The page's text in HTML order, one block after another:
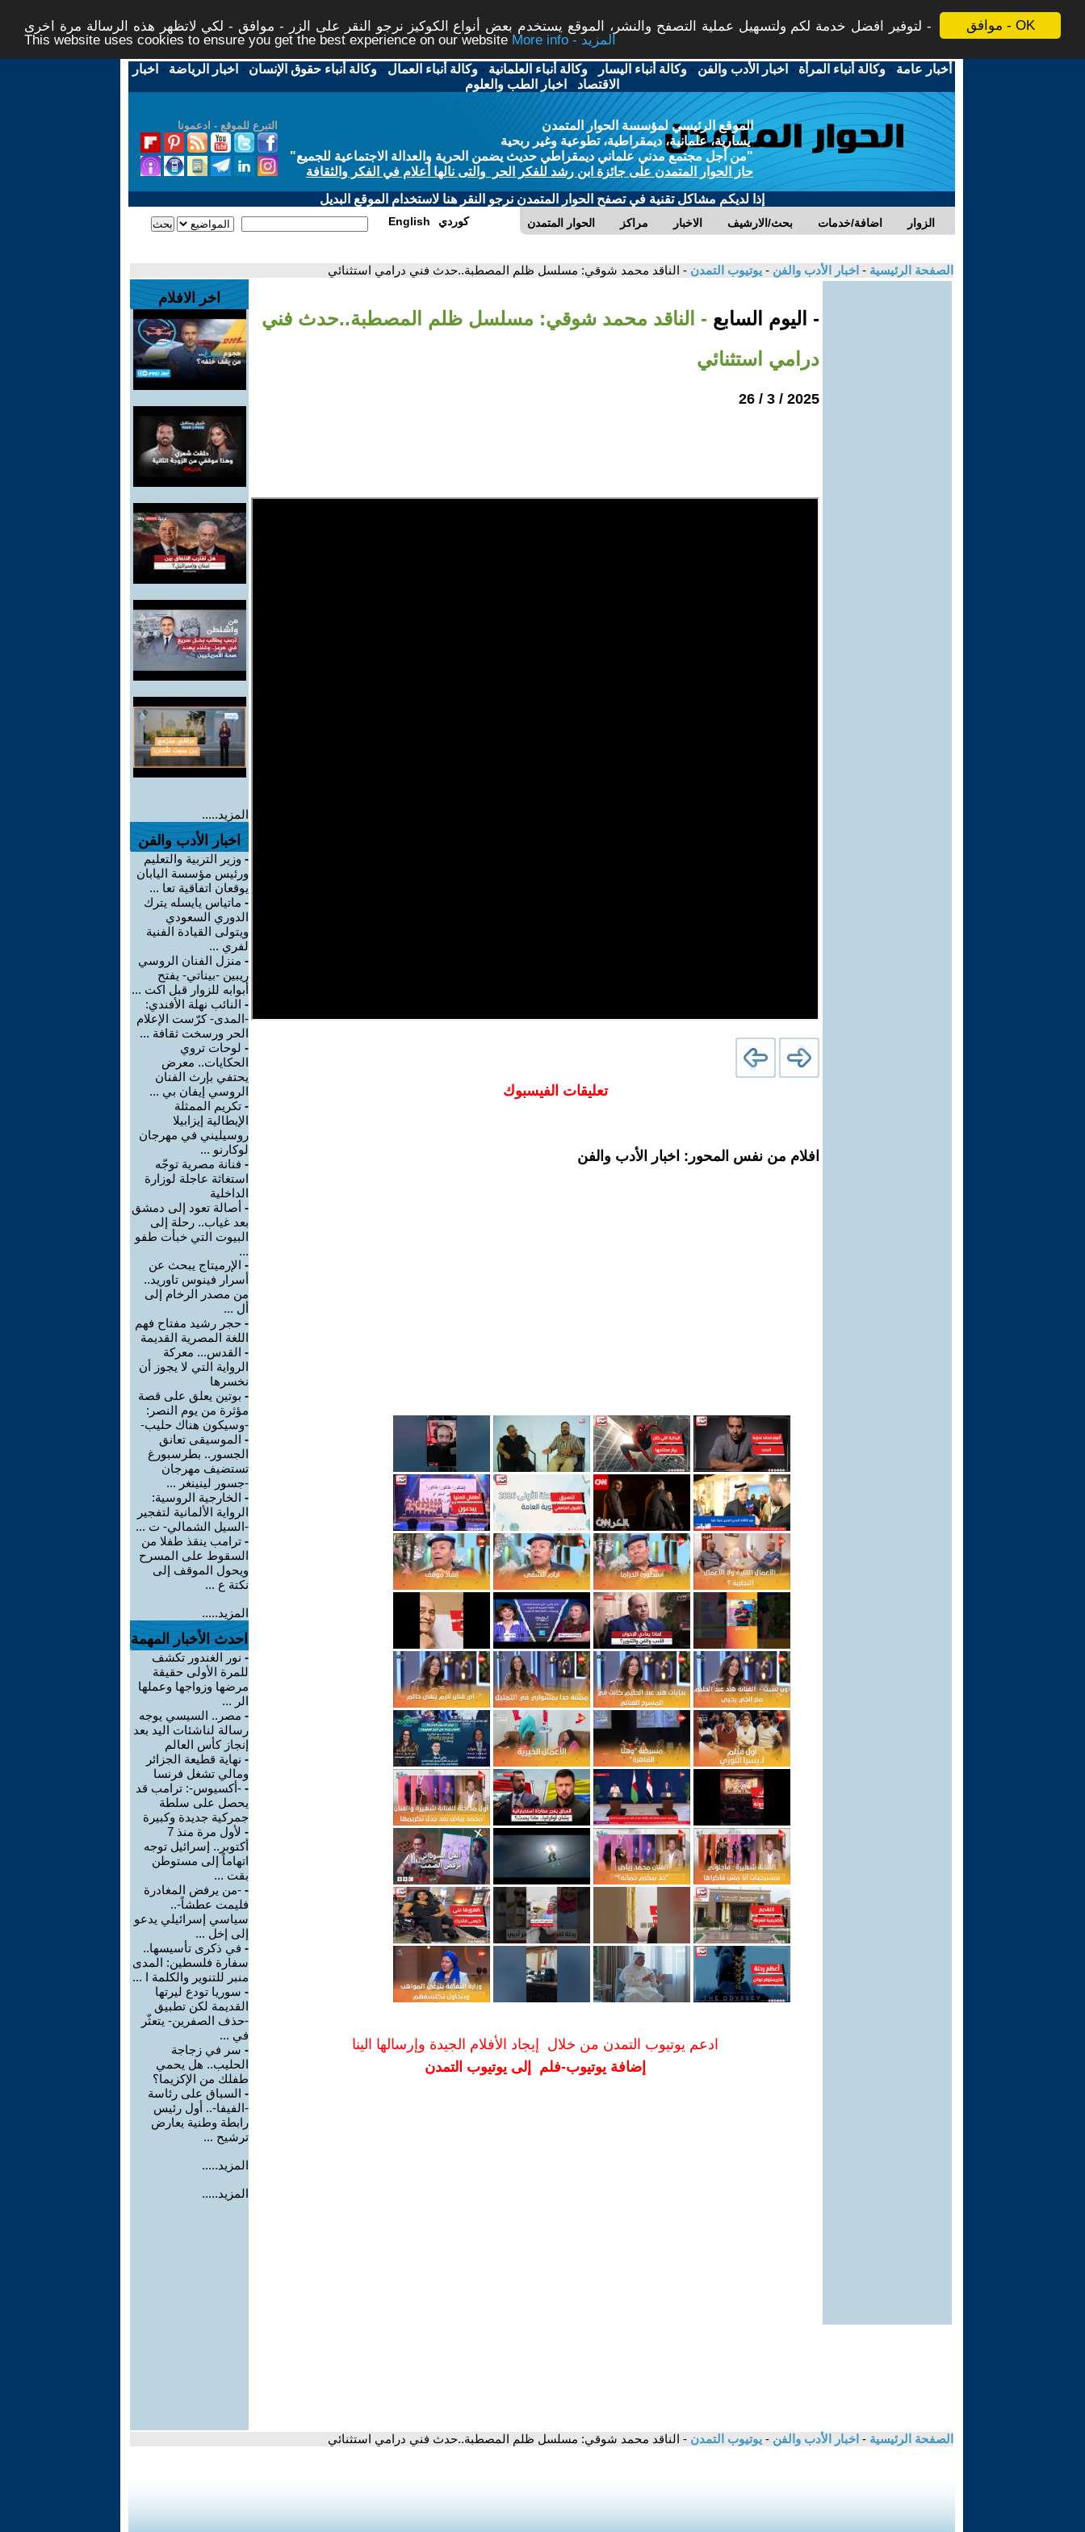
موافق - OK
لتوفير افضل خدمة لكم ولتسهيل عملية التصفح والنشر، الموقع يستخدم بعض أنواع الكوكيز نرجو النقر على الزر - موافق - لكي لاتظهر هذه الرسالة مرة اخرى -
This website uses cookies to ensure you get the best experience on our website
More info - المزيد
أخبار عامة -وكالة أنباء المرأة - اخبار الأدب والفن -وكالة أنباء اليسار -وكالة أنباء العلمانية -وكالة أنباء العمال -وكالة أنباء حقوق الإنسان - اخبار الرياضة - اخبار
الاقتصاد - اخبار الطب والعلوم
التبرع للموقع - ادعمونا
الموقع الرئيسي لمؤسسة الحوار المتمدن
يسارية، علمانية، ديمقراطية، تطوعية وغير ربحية
"من أجل مجتمع مدني علماني ديمقراطي حديث يضمن الحرية والعدالة الاجتماعية للجميع"
حاز الحوار المتمدن على جائزة ابن رشد للفكر الحر والتى نالها أعلام في الفكر والثقافة
إذا لديكم مشاكل تقنية في تصفح الحوار المتمدن نرجو النقر هنا لاستخدام الموقع البديل
الحوار المتمدن مراكز الاخبار بحث/الارشيف اضافة/خدمات الزوار English كوردي
الصفحة الرئيسية - اخبار الأدب والفن - يوتيوب التمدن - الناقد محمد شوقي: مسلسل ظلم المصطبة..حدث فني درامي استثنائي
- اليوم السابع - الناقد محمد شوقي: مسلسل ظلم المصطبة..حدث فني
درامي استثنائي
2025 / 3 / 26
تعليقات الفيسبوك
افلام من نفس المحور: اخبار الأدب والفن
ادعم يوتيوب التمدن من خلال إيجاد الأفلام الجيدة وإرسالها الينا
إضافة يوتيوب-فلم إلى يوتيوب التمدن
اخر الافلام
المزيد.....
اخبار الأدب والفن
- وزير التربية والتعليم
ورئيس مؤسسة اليابان
يوقعان اتفاقية تعا ...
- ماتياس يايسله يترك
الدوري السعودي
ويتولى القيادة الفنية
لفري ...
- منزل الفنان الروسي
ريبين -بيناتي- يفتح
أبوابه للزوار قبل اكت ...
- النائب نهلة الأفندي:
-المدى- كرّست الإعلام
الحر ورسخت ثقافة ...
- لوحات تروي
الحكايات.. معرض
يحتفي بإرث الفنان
الروسي إيفان بي ...
- تكريم الممثلة
الإيطالية إيزابيلا
روسيليني في مهرجان
لوكارنو ...
- فنانة مصرية توجّه
استغاثة عاجلة لوزارة
الداخلية
- أصالة تعود إلى دمشق
بعد غياب.. رحلة إلى
البيوت التي خبأت طفو
...
- الإرميتاج يبحث عن
أسرار فينوس تاوريد..
من مصدر الرخام إلى
أل ...
- حجر رشيد مفتاح فهم
اللغة المصرية القديمة
- القدس... معركة
الرواية التي لا يجوز أن
نخسرها
- بوتين يعلق على قصة
مؤثرة من يوم النصر:
-وسيكون هناك حليب-
- الموسيقى تعانق
الجسور.. بطرسبورغ
تستضيف مهرجان
-جسور لينينغر ...
- الخارجية الروسية:
الرواية الألمانية لتفجير
-السيل الشمالي- ت ...
- ترامب ينقذ طفلا من
السقوط على المسرح
ويحول الموقف إلى
نكتة ع ...
المزيد.....
احدث الأخبار المهمة
- نور الغندور تكشف
للمرة الأولى حقيقة
مرضها وزواجها وعملها
الر ...
- مصر.. السيسي يوجه
رسالة لناشئات اليد بعد
إنجاز كأس العالم
- نهاية قطيعة الجزائر
ومالي تشغل فرنسا
- -أكسيوس-: ترامب قد
يحصل على سلطة
جمركية جديدة وكبيرة
-
لأول مرة منذ 7
أكتوبر.. إسرائيل توجه
اتهاماً إلى مستوطن
بقت ...
- -من يرفض المغادرة
فليمت عطشاً-..
سياسي إسرائيلي يدعو
إلى إخل ...
- في ذكرى تأسيسها..
سفارة فلسطين: المدى
منبر للتنوير والكلمة ا ...
- سوريا تودع ليرتها
القديمة لكن تطبيق
-حذف الصفرين- يتعثّر
في ...
- سر في زجاجة
الحليب.. هل يحمي
طفلك من الإكزيما؟
- السباق على رئاسة
-الفيفا-.. أول رئيس
رابطة وطنية يعارض
ترشيح ...
المزيد.....
المزيد.....
الصفحة الرئيسية - اخبار الأدب والفن - يوتيوب التمدن - الناقد محمد شوقي: مسلسل ظلم المصطبة..حدث فني درامي استثنائي